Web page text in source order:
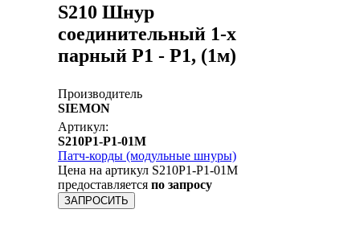
S210 Шнур
соединительный 1-х
парный Р1 - Р1, (1м)
Производитель
SIEMON
Артикул:
S210P1-P1-01M
Патч-корды (модульные шнуры)
Цена на артикул S210P1-P1-01M
предоставляется по запросу
ЗАПРОСИТЬ